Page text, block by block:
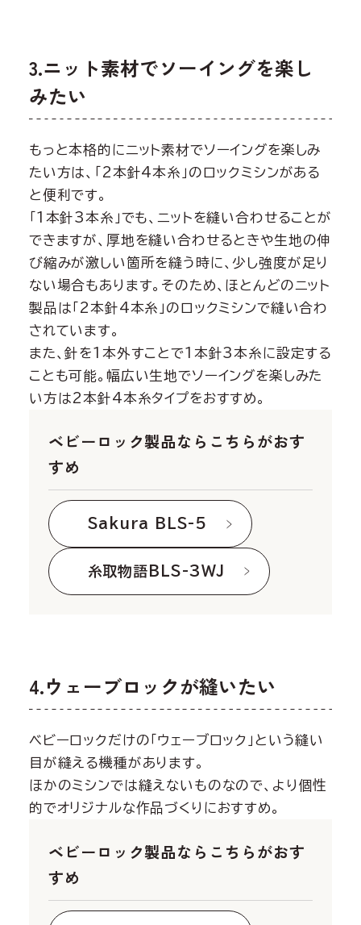
3.ニット素材でソーイングを楽し
みたい
もっと本格的にニット素材でソーイングを楽しみ
たい方は、「2本針4本糸」のロックミシンがある
と便利です。
「1本針3本糸」でも、ニットを縫い合わせることが
できますが、厚地を縫い合わせるときや生地の伸
び縮みが激しい箇所を縫う時に、少し強度が足り
ない場合もあります。そのため、ほとんどのニット
製品は「2本針4本糸」のロックミシンで縫い合わ
されています。
また、針を1本外すことで1本針3本糸に設定する
ことも可能。幅広い生地でソーイングを楽しみた
い方は2本針4本糸タイプをおすすめ。
ベビーロック製品ならこちらがおす
すめ
Sakura BLS-5
糸取物語BLS-3WJ
4.ウェーブロックが縫いたい
ベビーロックだけの「ウェーブロック」という縫い
目が縫える機種があります。
ほかのミシンでは縫えないものなので、より個性
的でオリジナルな作品づくりにおすすめ。
ベビーロック製品ならこちらがおす
すめ